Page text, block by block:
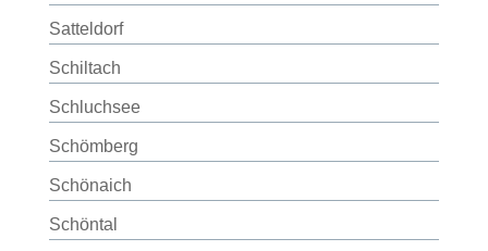
Satteldorf
Schiltach
Schluchsee
Schömberg
Schönaich
Schöntal